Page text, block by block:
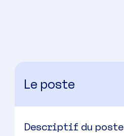
Le poste
Descriptif du poste